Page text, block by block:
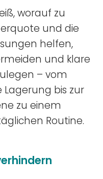
worauf zu
und die
helfen,
und klare
– vom
bis zur
zu einem
Routine.